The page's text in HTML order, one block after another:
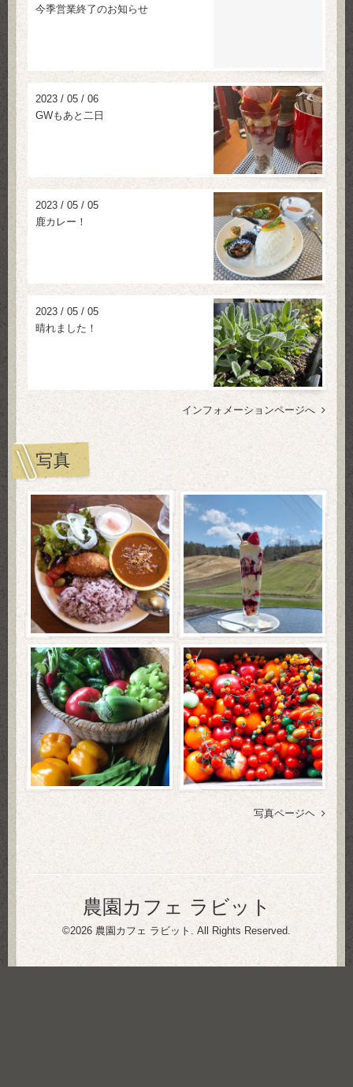
今季営業終了のお知らせ
2023 / 05 / 06
GWもあと二日
2023 / 05 / 05
鹿カレー！
2023 / 05 / 05
晴れました！
インフォメーションページへ
写真
写真ページヘ
農園カフェ ラビット
©2026 農園カフェ ラビット . All Rights Reserved.